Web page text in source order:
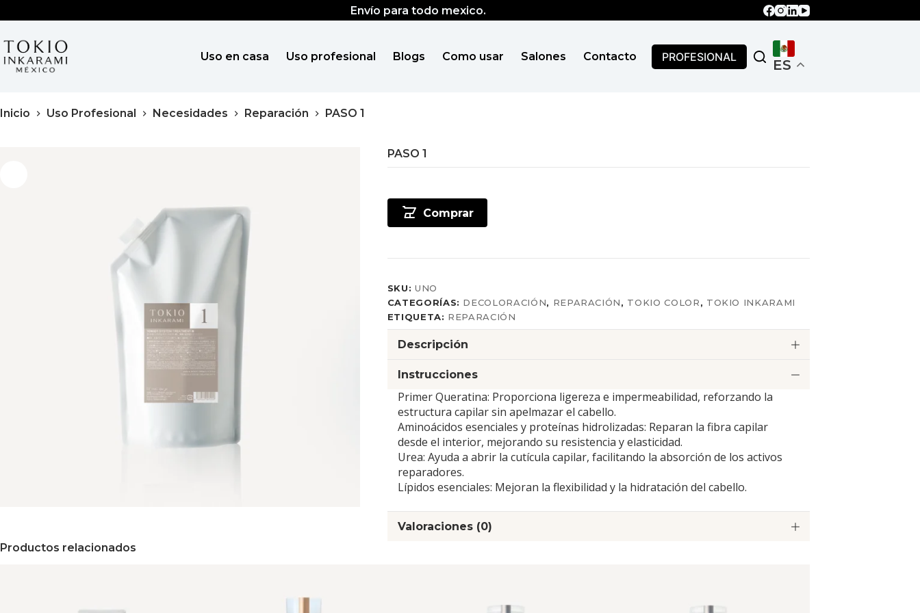
al
Envío para todo mexico.
Uso en casa Uso profesional Blogs Como usar Salones Contacto PROFESIONAL
ES
Inicio Uso Profesional Necesidades Reparación PASO 1
PASO 1
Comprar
SKU: UNO
CATEGORÍAS: DECOLORACIÓN, REPARACIÓN, TOKIO COLOR, TOKIO INKARAMI
ETIQUETA: REPARACIÓN
Descripción
Instrucciones
Primer Queratina: Proporciona ligereza e impermeabilidad, reforzando la
estructura capilar sin apelmazar el cabello.
Aminoácidos esenciales y proteínas hidrolizadas: Reparan la fibra capilar
desde el interior, mejorando su resistencia y elasticidad.
Urea: Ayuda a abrir la cutícula capilar, facilitando la absorción de los activos
reparadores.
Lípidos esenciales: Mejoran la flexibilidad y la hidratación del cabello.
Valoraciones (0)
Productos relacionados